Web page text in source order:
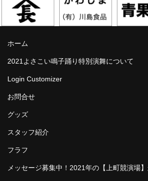
ホーム
2021よさこい鳴子踊り特別演舞について
Login Customizer
お問合せ
グッズ
スタッフ紹介
フラフ
メッセージ募集中！2021年の【上町競演場